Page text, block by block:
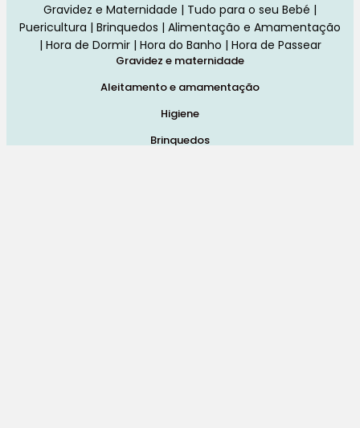
Gravidez e Maternidade | Tudo para o seu Bebé |
Puericultura | Brinquedos | Alimentação e Amamentação
| Hora de Dormir | Hora do Banho | Hora de Passear
Gravidez e maternidade
Aleitamento e amamentação
Higiene
Brinquedos